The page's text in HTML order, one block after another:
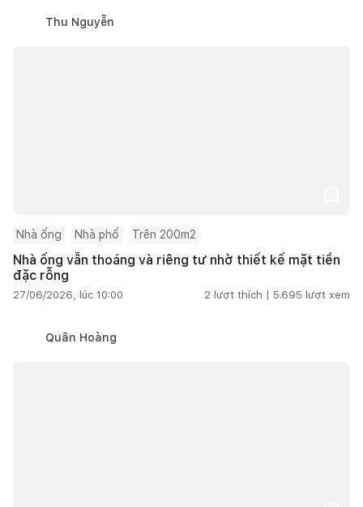
Thu Nguyễn
Nhà ống Nhà phố Trên 200m2
Nhà ống vẫn thoáng và riêng tư nhờ thiết kế mặt tiền
đặc rỗng
27/06/2026, lúc 10:00 2 lượt thích | 5.695 lượt xem
Quân Hoàng